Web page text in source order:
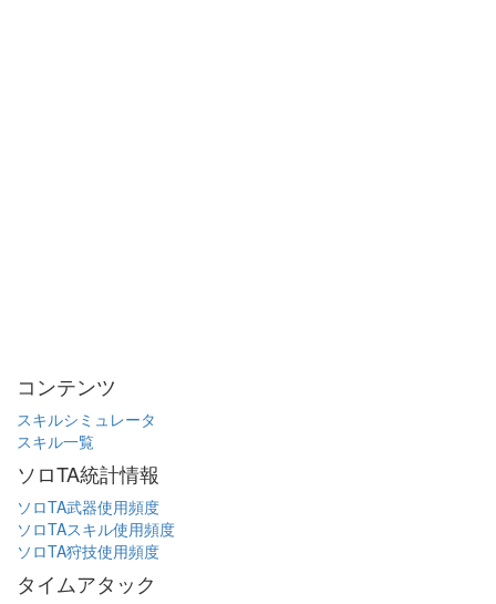
コンテンツ
スキルシミュレータ
スキル一覧
ソロTA統計情報
ソロTA武器使用頻度
ソロTAスキル使用頻度
ソロTA狩技使用頻度
タイムアタック